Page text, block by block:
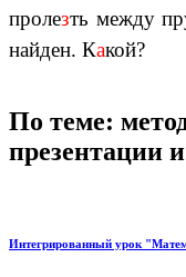
пролезть между
найден. Какой?
По теме:
презентации
Интегрированный урок